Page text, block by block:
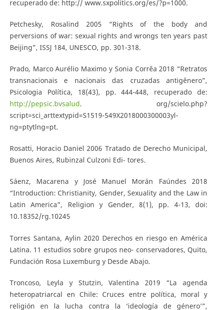
recuperado de: http:// www.sxpolitics.org/es/?p=1000.
Petchesky, Rosalind 2005 “Rights of the body and
perversions of war: sexual rights and wrongs ten years past
Beijing”, ISSJ 184, UNESCO, pp. 301-318.
Prado, Marco Aurélio Maximo y Sonia Corrêa 2018 “Retratos
transnacionais e nacionais das cruzadas antigênero”,
Psicologia Política, 18(43), pp. 444-448, recuperado de:
http://pepsic.bvsalud. org/scielo.php?
script=sci_arttextypid=S1519-549X2018000300003yl-
ng=ptytlng=pt.
Rosatti, Horacio Daniel 2006 Tratado de Derecho Municipal,
Buenos Aires, Rubinzal Culzoni Edi- tores.
Sáenz, Macarena y José Manuel Morán Faúndes 2018
“Introduction: Christianity, Gender, Sexuality and the Law in
Latin America”, Religion y Gender, 8(1), pp. 4-13, doi:
10.18352/rg.10245
Torres Santana, Aylin 2020 Derechos en riesgo en América
Latina. 11 estudios sobre grupos neo- conservadores, Quito,
Fundación Rosa Luxemburg y Desde Abajo.
Troncoso, Leyla y Stutzin, Valentina 2019 “La agenda
heteropatriarcal en Chile: Cruces entre política, moral y
religión en la lucha contra la ‘ideología de género’”,